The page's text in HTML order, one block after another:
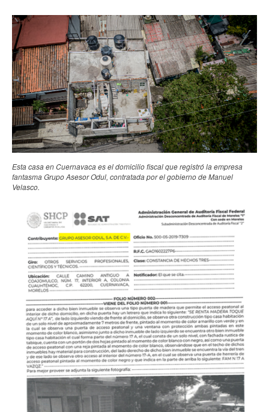
Esta casa en Cuernavaca es el domicilio fiscal que registró la empresa
fantasma Grupo Asesor Odul, contratada por el gobierno de Manuel
Velasco.